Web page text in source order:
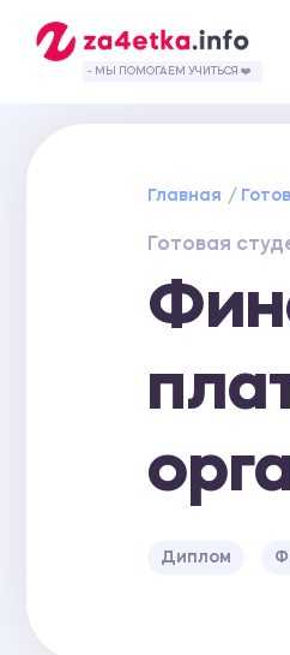
- МЫ ПОМОГАЕМ УЧИТЬСЯ ❤️
Главная
Готовая
Диплом